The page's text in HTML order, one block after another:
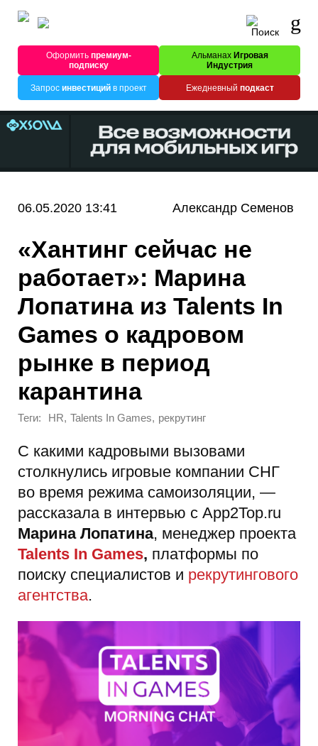
Оформитьпремиум-
подписку
Альманах Игровая
Индустрия
Запрос инвестицийв проект Ежедневный подкаст
06.05.2020 13:41 Александр Семенов
«Хантинг сейчас не
работает»: Марина
Лопатина из Talents In
Games о кадровом
рынке в период
карантина
Теги: HR, Talents In Games, рекрутинг
С какими кадровыми вызовами
столкнулись игровые компании СНГ
во время режима самоизоляции, —
рассказала в интервью с App2Top.ru
Марина Лопатина, менеджер проекта
Talents In Games, платформы по
поиску специалистов и рекрутингового
агентства.